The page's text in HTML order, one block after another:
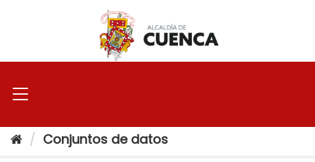
Conjuntos de datos